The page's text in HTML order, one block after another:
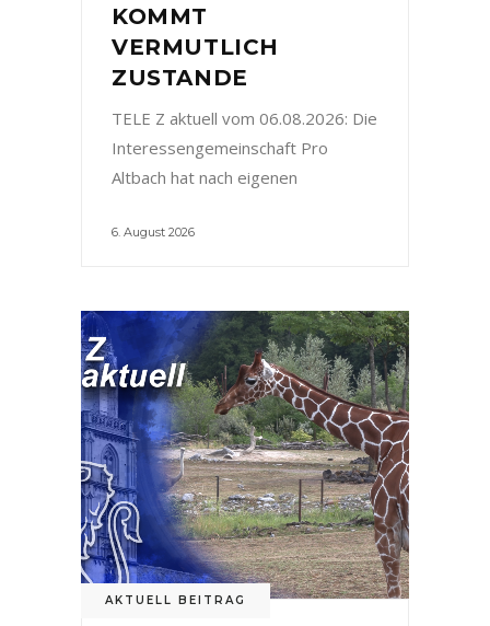
KOMMT
VERMUTLICH
ZUSTANDE
TELE Z aktuell vom 06.08.2026: Die
Interessengemeinschaft Pro
Altbach hat nach eigenen
6. August 2026
AKTUELL BEITRAG